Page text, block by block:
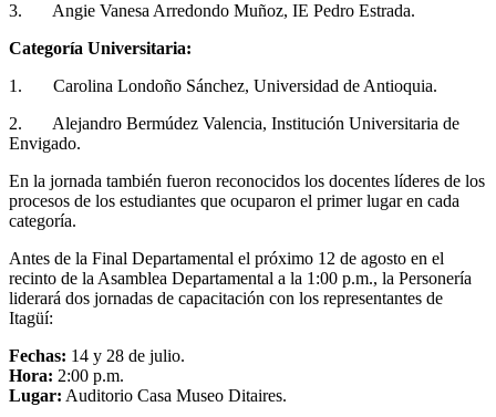
3. Angie Vanesa Arredondo Muñoz, IE Pedro Estrada.
Categoría Universitaria:
1. Carolina Londoño Sánchez, Universidad de Antioquia.
2. Alejandro Bermúdez Valencia, Institución Universitaria de
Envigado.
En la jornada también fueron reconocidos los docentes líderes de los
procesos de los estudiantes que ocuparon el primer lugar en cada
categoría.
Antes de la Final Departamental el próximo 12 de agosto en el
recinto de la Asamblea Departamental a la 1:00 p.m., la Personería
liderará dos jornadas de capacitación con los representantes de
Itagüí:
Fechas: 14 y 28 de julio.
Hora: 2:00 p.m.
Lugar: Auditorio Casa Museo Ditaires.